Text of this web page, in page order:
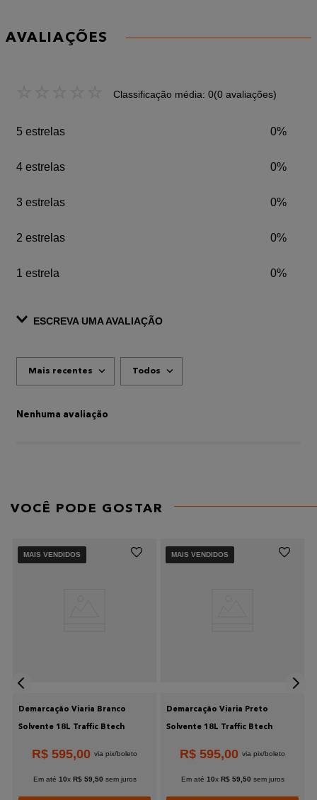
AVALIAÇÕES
Classificação média: 0(0 avaliações)
5 estrelas 0%
4 estrelas 0%
3 estrelas 0%
2 estrelas 0%
1 estrela 0%
ESCREVA UMA AVALIAÇÃO
Seu nome
Mais recentes Todos
Nenhuma avaliação
VOCÊ PODE GOSTAR
MAIS VENDIDOS
Demarcação Viaria Branco
Solvente 18L Traffic Btech
R$ 595,00
Em até 10x R$ 59 50 sem juros
MAIS VENDIDOS
Demarcação Viaria Preto
Solvente 18L Traffic Btech
R$ 595,00
Em até 10x R$ 59 50 sem juros